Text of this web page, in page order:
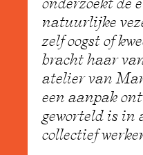
natuurlijke
zelf oogst of
bracht haar
atelier van
een aanpak
geworteld is in
collectief